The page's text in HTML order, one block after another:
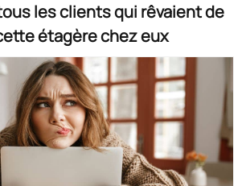
les clients qui rêvaient de
étagère chez eux